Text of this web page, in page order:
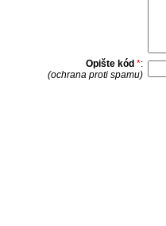
Opište kód *:
(ochrana proti spamu)